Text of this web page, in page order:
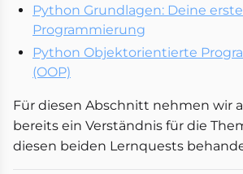
Python Grundlagen: Deine
Programmierung
Python Objektorientierte
(OOP)
Für diesen Abschnitt nehmen wir
bereits ein Verständnis für die
diesen beiden Lernquests